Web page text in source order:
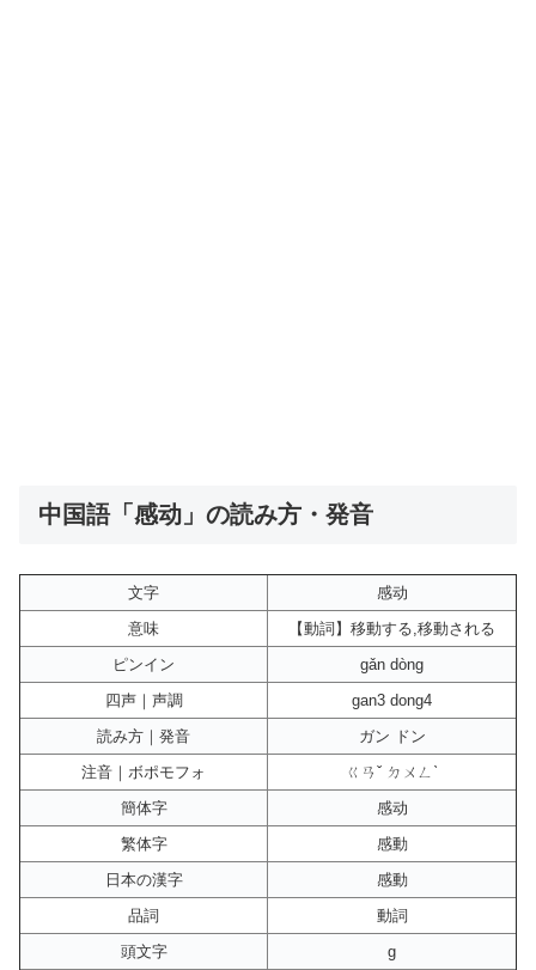
中国語「感动」の読み方・発音
文字
感动
意味
【動詞】移動する,移動される
ピンイン
gǎn dòng
四声｜声調
gan3 dong4
読み方｜発音
ガン ドン
注音｜ボポモフォ
ㄍㄢˇ ㄉㄨㄥˋ
簡体字
感动
繁体字
感動
日本の漢字
感動
品詞
動詞
頭文字
g